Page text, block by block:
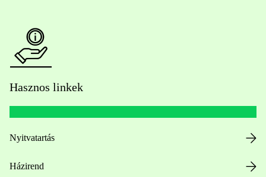
Hasznos linkek
Nyitvatartás
Házirend